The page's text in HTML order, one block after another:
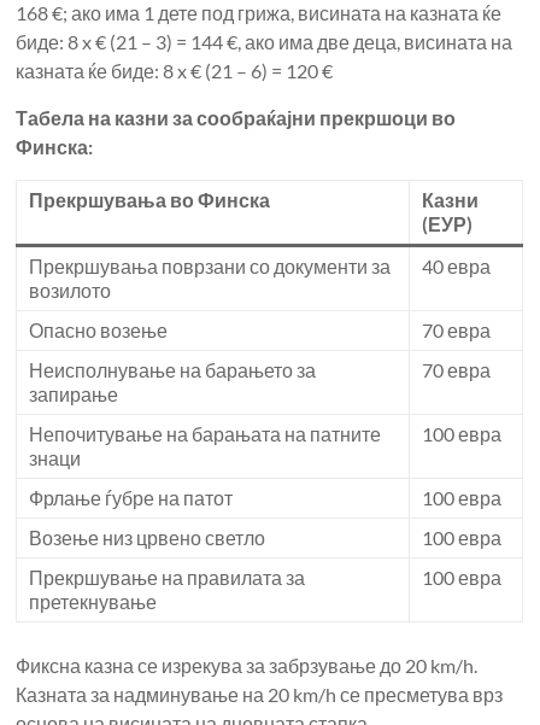
168 €; ако има 1 дете под грижа, висината на казната ќе
биде: 8 x € (21 – 3) = 144 €, ако има две деца, висината на
казната ќе биде: 8 x € (21 – 6) = 120 €
Табела на казни за сообраќајни прекршоци во
Финска:
Прекршувања во Финска
Казни
(ЕУР)
Прекршувања поврзани со документи за
возилото
40 евра
Опасно возење
70 евра
Неисполнување на барањето за
запирање
70 евра
Непочитување на барањата на патните
знаци
100 евра
Фрлање ѓубре на патот
100 евра
Возење низ црвено светло
100 евра
Прекршување на правилата за
претекнување
100 евра
Фиксна казна се изрекува за забрзување до 20 km/h.
Казната за надминување на 20 km/h се пресметува врз